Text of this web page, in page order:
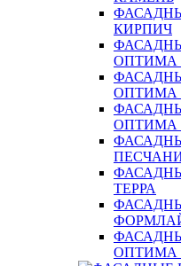
КИРПИЧ
ОПТИМА
ОПТИМА
ОПТИМА
ТЕРРА
ОПТИМА